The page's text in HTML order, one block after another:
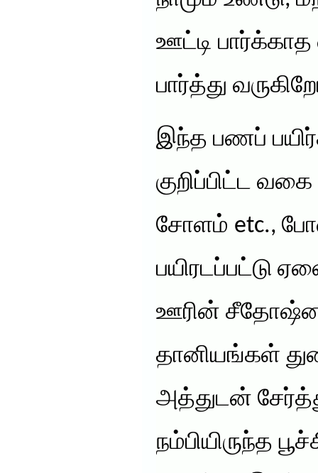
ஊட்டி
பார்த்து
இந்த பணப்
குறிப்பிட்ட
சோளம் etc.,
பயிரடப்பட்டு
ஊரின் சீதோஷ்ன
தானியங்கள்
அத்துடன்
நம்பியிருந்த